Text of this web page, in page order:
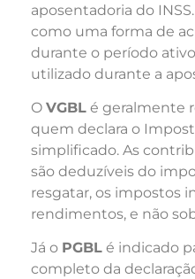
aposentadoria do
como uma forma de
durante o período
utilizado durante a
O VGBL é geralmente
quem declara o
simplificado. As
são deduzíveis do
resgatar, os impostos
rendimentos, e não
Já o PGBL é indicado
completo da